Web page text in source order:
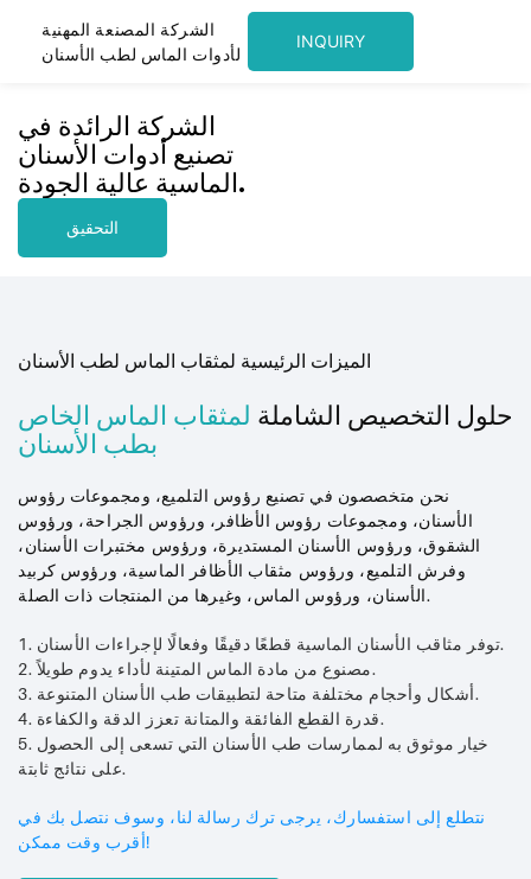
الشركة المصنعة المهنية
لأدوات الماس لطب الأسنان
INQUIRY
الشركة الرائدة في
تصنيع أدوات الأسنان
الماسية عالية الجودة.
التحقيق
الميزات الرئيسية لمثقاب الماس لطب الأسنان
حلول التخصيص الشاملة لمثقاب الماس الخاص
بطب الأسنان
نحن متخصصون في تصنيع رؤوس التلميع، ومجموعات رؤوس
الأسنان، ومجموعات رؤوس الأظافر، ورؤوس الجراحة، ورؤوس
الشقوق، ورؤوس الأسنان المستديرة، ورؤوس مختبرات الأسنان،
وفرش التلميع، ورؤوس مثقاب الأظافر الماسية، ورؤوس كربيد
الأسنان، ورؤوس الماس، وغيرها من المنتجات ذات الصلة.
1. توفر مثاقب الأسنان الماسية قطعًا دقيقًا وفعالًا لإجراءات الأسنان.
2. مصنوع من مادة الماس المتينة لأداء يدوم طويلاً.
3. أشكال وأحجام مختلفة متاحة لتطبيقات طب الأسنان المتنوعة.
4. قدرة القطع الفائقة والمتانة تعزز الدقة والكفاءة.
5. خيار موثوق به لممارسات طب الأسنان التي تسعى إلى الحصول
على نتائج ثابتة.
نتطلع إلى استفسارك، يرجى ترك رسالة لنا، وسوف نتصل بك في
أقرب وقت ممكن!